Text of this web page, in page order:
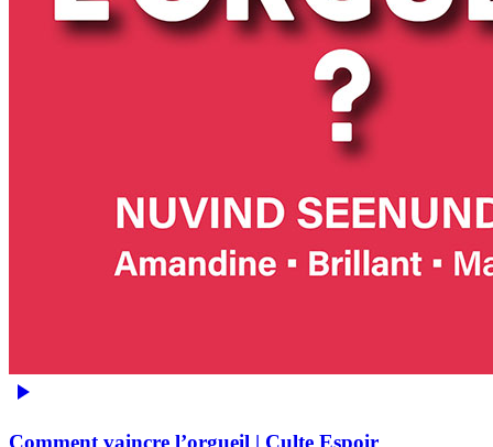
Comment vaincre l’orgueil | Culte Espoir